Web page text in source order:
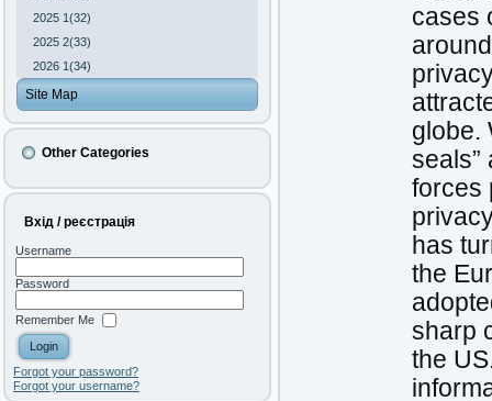
2025 1(32)
2025 2(33)
2026 1(34)
Site Map
Other Categories
Вхід / реєстрація
Username
Password
Remember Me
Forgot your password?
Forgot your username?
cases
globe.
seals”
forces
has
the
sharp
the